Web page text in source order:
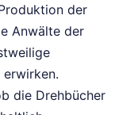
der
Anwälte der
die Drehbücher